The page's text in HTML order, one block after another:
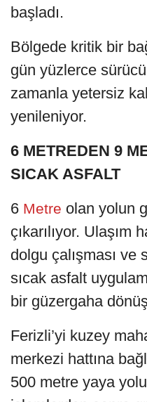
başladı.
Bölgede kritik bir
gün yüzlerce
zamanla yetersiz
yenileniyor.
6 METREDEN 9
SICAK ASFALT
6 Metre olan yolun
çıkarılıyor. Ulaşım
dolgu çalışması ve
sıcak asfalt
bir güzergaha
Ferizli’yi kuzey
merkezi hattına
500 metre yaya